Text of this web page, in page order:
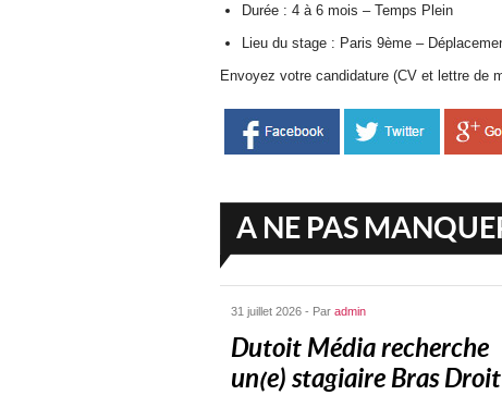
Durée : 4 à 6 mois – Temps Plein
Lieu du stage : Paris 9ème –
Envoyez votre candidature (CV et lettre de
A NE PAS
31 juillet 2026 - Par admin
Dutoit Média recherche
un(e) stagiaire Bras Droit